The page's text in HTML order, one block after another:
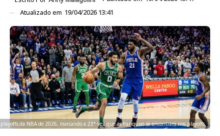
Atualizado em 19/04/2026 13:41
da NBA de 2026, marcando a 23ª vez que as franquias se encontram nos playoffs.